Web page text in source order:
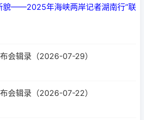
貌——2025年海峡两岸记者湖南行”联
会辑录（2026-07-29）
会辑录（2026-07-22）